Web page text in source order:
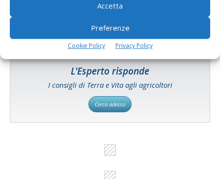
Accetta
Preferenze
Cookie Policy Privacy Policy
L'Esperto risponde
I consigli di Terra e Vita agli agricoltori
Cerca adesso